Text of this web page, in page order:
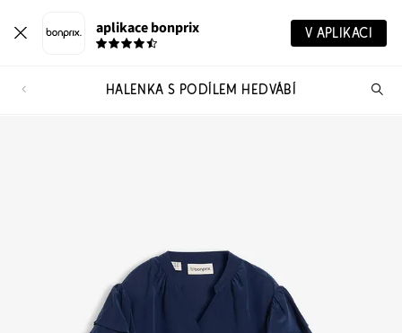
aplikace bonprix V APLIKACI
HALENKA S PODÍLEM HEDVÁBÍ